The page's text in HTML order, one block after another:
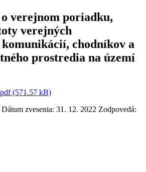
verejnom poriadku,
verejných
chodníkov a
prostredia na území
(571.57 kB)
Dátum zvesenia: 31. 12. 2022 Zodpovedá: